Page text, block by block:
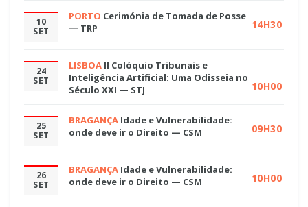
10
SET
PORTO Cerimónia de Tomada de Posse
— TRP
14H30
24
SET
LISBOA II Colóquio Tribunais e
Inteligência Artificial: Uma Odisseia no
Século XXI — STJ
10H00
25
SET
BRAGANÇA Idade e Vulnerabilidade:
onde deve ir o Direito — CSM
09H30
26
SET
BRAGANÇA Idade e Vulnerabilidade:
onde deve ir o Direito — CSM
10H00